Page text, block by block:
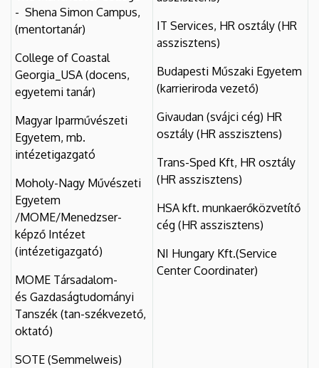
- Shena Simon Campus,
(mentortanár)
College of Coastal
Georgia_USA (docens,
egyetemi tanár)
Magyar Iparművészeti
Egyetem, mb.
intézetigazgató
Moholy-Nagy Művészeti
Egyetem
/MOME/Menedzser-
képző Intézet
(intézetigazgató)
MOME Társadalom-
és Gazdaságtudományi
Tanszék (tan-székvezető,
oktató)
SOTE (Semmelweis)
IT Services, HR osztály (HR
asszisztens)
Budapesti Műszaki Egyetem
(karrieriroda vezető)
Givaudan (svájci cég) HR
osztály (HR asszisztens)
Trans-Sped Kft, HR osztály
(HR asszisztens)
HSA kft. munkaerőközvetítő
cég (HR asszisztens)
NI Hungary Kft.(Service
Center Coordinater)